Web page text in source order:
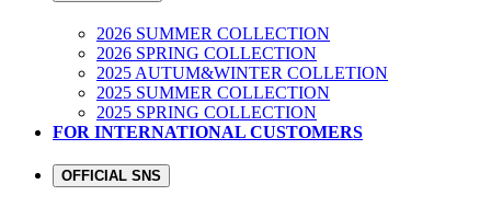
2026 SUMMER COLLECTION
2026 SPRING COLLECTION
2025 AUTUM&WINTER COLLETION
2025 SUMMER COLLECTION
2025 SPRING COLLECTION
FOR INTERNATIONAL CUSTOMERS
OFFICIAL SNS